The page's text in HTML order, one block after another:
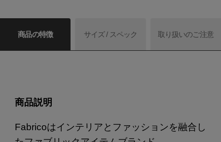
商品の特徴 サイズ / スペック 取り扱いのご注意
商品説明
Fabricoはインテリアとファッションを融合し